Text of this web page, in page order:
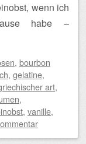
wenn ich
habe –
, bourbon
, gelatine,
art,
,
, vanille,